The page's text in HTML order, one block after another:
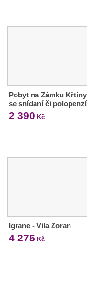
Pobyt na Zámku Křtiny
se snídaní či polopenzí
2 390 Kč
Igrane - Vila Zoran
4 275 Kč